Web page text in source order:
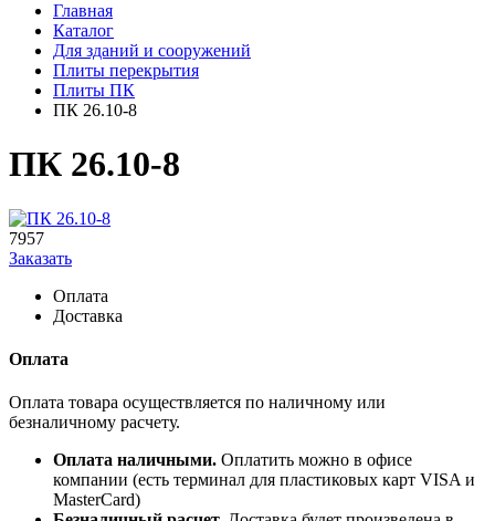
Главная
Каталог
Для зданий и сооружений
Плиты перекрытия
Плиты ПК
ПК 26.10-8
ПК 26.10-8
7957
Заказать
Оплата
Доставка
Оплата
Оплата товара осуществляется по наличному или
безналичному расчету.
Оплата наличными. Оплатить можно в офисе
компании (есть терминал для пластиковых карт VISA и
MasterCard)